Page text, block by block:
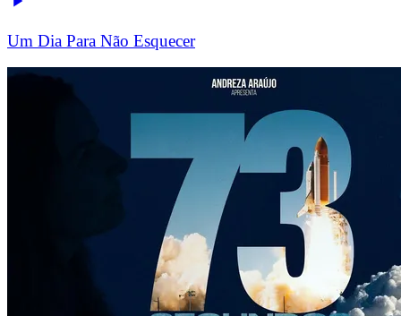
Um Dia Para Não Esquecer